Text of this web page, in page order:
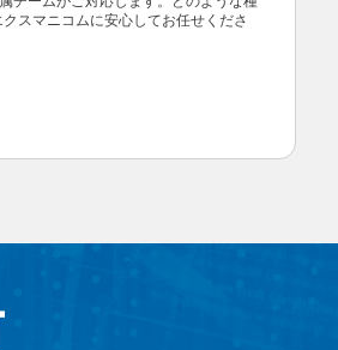
スマニコムに安心してお任せくださ